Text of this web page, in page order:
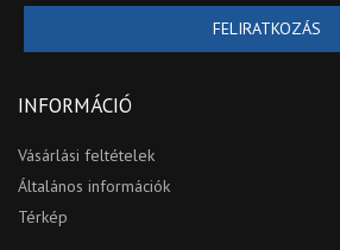
FELIRATKOZÁS
INFORMÁCIÓ
Vásárlási feltételek
Általános információk
Térkép